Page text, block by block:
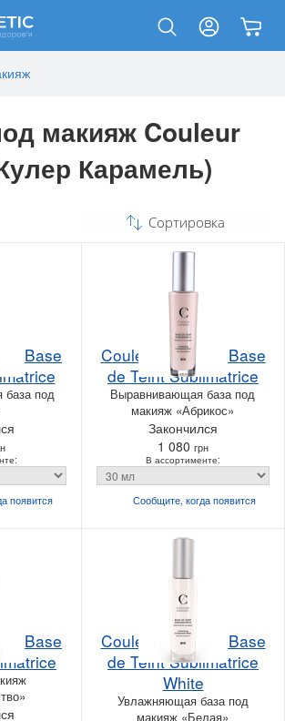
макияж Couleur
Карамель)
Сортировка
Base
под
появится
Couleur Caramel Base
de Teint Sublimatrice
Выравнивающая база под
макияж «Абрикос»
Закончился
1 080 грн
В ассортименте:
Сообщите, когдапоявится
Base
Couleur Caramel Base
de Teint Sublimatrice
White
Увлажняющая база под
макияж «Белая»